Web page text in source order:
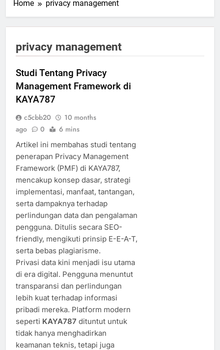
Home privacy management
privacy management
Studi Tentang Privacy
Management Framework di
KAYA787
c5cbb20
10 months
ago
0 6 mins
Artikel ini membahas studi tentang
penerapan Privacy Management
Framework (PMF) di KAYA787,
mencakup konsep dasar, strategi
implementasi, manfaat, tantangan,
serta dampaknya terhadap
perlindungan data dan pengalaman
pengguna. Ditulis secara SEO-
friendly, mengikuti prinsip E-E-A-T,
serta bebas plagiarisme.
Privasi data kini menjadi isu utama
di era digital. Pengguna menuntut
transparansi dan perlindungan
lebih kuat terhadap informasi
pribadi mereka. Platform modern
seperti KAYA787 dituntut untuk
tidak hanya menghadirkan
keamanan teknis, tetapi juga